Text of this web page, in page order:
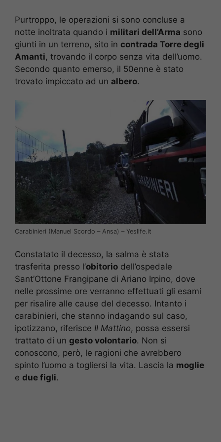
Purtroppo, le operazioni si sono concluse a
notte inoltrata quando i militari dell’Arma sono
giunti in un terreno, sito in contrada Torre degli
Amanti, trovando il corpo senza vita dell’uomo.
Secondo quanto emerso, il 50enne è stato
trovato impiccato ad un albero.
Carabinieri (Manuel Scordo – Ansa) – Yeslife.it
Constatato il decesso, la salma è stata
trasferita presso l’obitorio dell’ospedale
Sant’Ottone Frangipane di Ariano Irpino, dove
nelle prossime ore verranno effettuati gli esami
per risalire alle cause del decesso. Intanto i
carabinieri, che stanno indagando sul caso,
ipotizzano, riferisce Il Mattino, possa essersi
trattato di un gesto volontario. Non si
conoscono, però, le ragioni che avrebbero
spinto l’uomo a togliersi la vita. Lascia la moglie
e due figli.